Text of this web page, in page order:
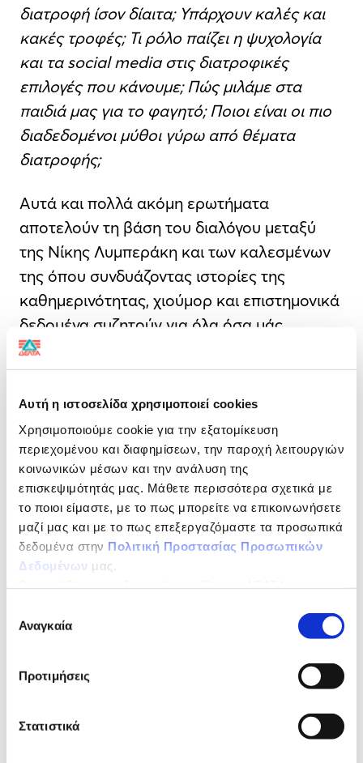
Αυτή η ιστοσελίδα χρησιμοποιεί cookies
Χρησιμοποιούμε cookie για την εξατομίκευση
περιεχομένου και διαφημίσεων, την παροχή λειτουργιών
κοινωνικών μέσων και την ανάλυση της
επισκεψιμότητάς μας. Μάθετε περισσότερα σχετικά με
το ποιοι είμαστε, με το πως μπορείτε να επικοινωνήσετε
μαζί μας και με το πως επεξεργαζόμαστε τα προσωπικά
δεδομένα στην Πολιτική Προστασίας Προσωπικών
Δεδομένων μας.
συγκατάθεσης
Αναγκαία
Προτιμήσεις
Στατιστικά
διατροφή ίσον δίαιτα; Υπάρχουν καλές και
κακές τροφές; Τι ρόλο παίζει η ψυχολογία
και τα social media στις διατροφικές
επιλογές που κάνουμε; Πώς μιλάμε στα
παιδιά μας για το φαγητό; Ποιοι είναι οι πιο
διαδεδομένοι μύθοι γύρω από θέματα
διατροφής;
Αυτά και πολλά ακόμη ερωτήματα
αποτελούν τη βάση του διαλόγου μεταξύ
της Νίκης Λυμπεράκη και των καλεσμένων
της όπου συνδυάζοντας ιστορίες της
καθημερινότητας, χιούμορ και επιστημονικά
δεδομένα συζητούν για όλα όσα μάς
απασχολούν γύρω από τη διατροφή.
να αναδείξει την καλή διατροφή ως ένα
εύκολο, ρεαλιστικό και απολαυστικό τρόπο
ζωής, όπου όλα χωράνε στο πιάτο μας,
αρκεί να γνωρίζουμε πώς να ακολουθούμε
μια ισορροπημένη διατροφή και τρόπους να
ξεπερνάμε τα προφανή και λιγότερο
προφανή εμπόδια.
Thought», «
Μύθοι και αλήθειες για την
παρουσιάστρια και ραδιοφωνική
διαιτολόγος – διατροφολόγος